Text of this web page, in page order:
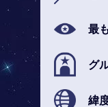
最
グ
緯